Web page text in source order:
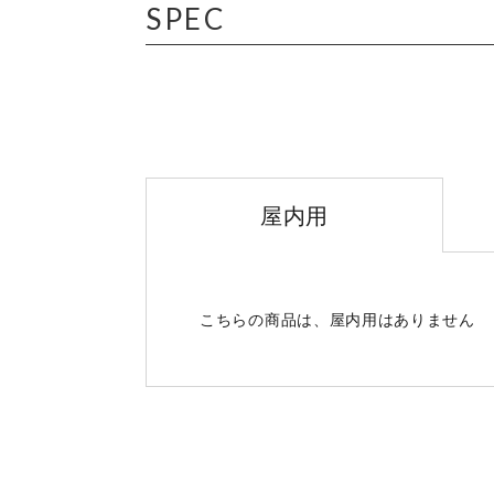
SPEC
屋内用
こちらの商品は、屋内用はありません